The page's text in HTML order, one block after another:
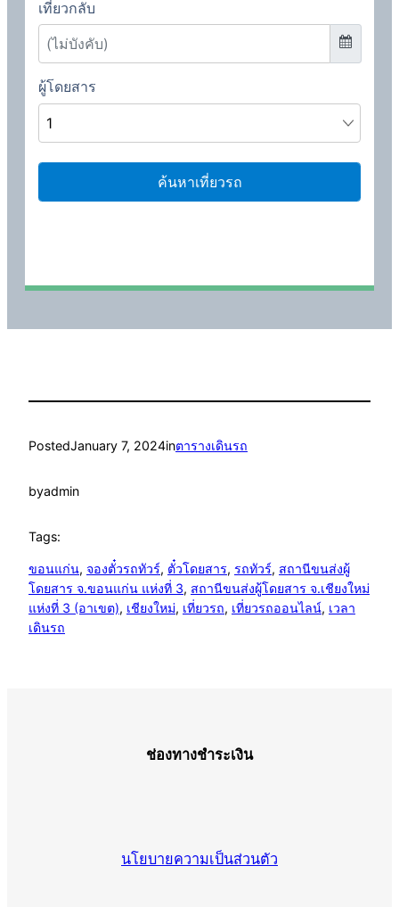
PostedJanuary 7, 2024inตารางเดินรถ
byadmin
Tags:
ขอนแก่น, จองตั๋วรถทัวร์, ตั๋วโดยสาร, รถทัวร์, สถานีขนส่งผู้
โดยสาร จ.ขอนแก่น แห่งที่ 3, สถานีขนส่งผู้โดยสาร จ.เชียงใหม่
แห่งที่ 3 (อาเขต), เชียงใหม่, เที่ยวรถ, เที่ยวรถออนไลน์, เวลา
เดินรถ
ช่องทางชำระเงิน
นโยบายความเป็นส่วนตัว